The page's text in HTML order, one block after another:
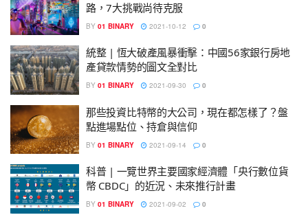
路，7大挑戰尚待克服
BY 01 BINARY 2021-10-12 0
統整 | 恆大破產風暴衝擊：中國56家銀行房地
產貸款情勢的圖文全對比
BY 01 BINARY 2021-09-30 0
那些投資比特幣的大公司，現在都怎樣了？盤
點進場點位、持倉與信仰
BY 01 BINARY 2021-09-14 0
科普 | 一覽世界主要國家經濟體「央行數位貨
幣 CBDC」的近況、未來推行計畫
BY 01 BINARY 2021-09-02 0